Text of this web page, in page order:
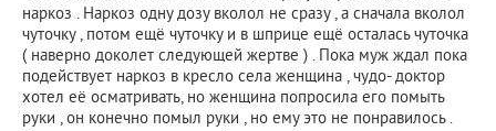
наркоз . Наркоз одну дозу вколол не сразу , а сначала вколол
чуточку , потом ещё чуточку и в шприце ещё осталась чуточка
( наверно доколет следующей жертве ) . Пока муж ждал пока
подействует наркоз в кресло села женщина , чудо- доктор
хотел её осматривать, но женщина попросила его помыть
руки , он конечно помыл руки , но ему это не понравилось .